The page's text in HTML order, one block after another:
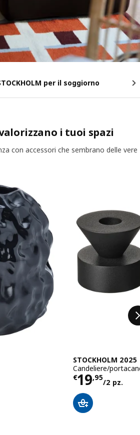
per il soggiorno
i tuoi spazi
con accessori che sembrano delle vere
5 fuori da 5 stelle. Totale
STOCKHOLM 2025
Candeliere/
€19,95
/2 pz.
Prezzo €